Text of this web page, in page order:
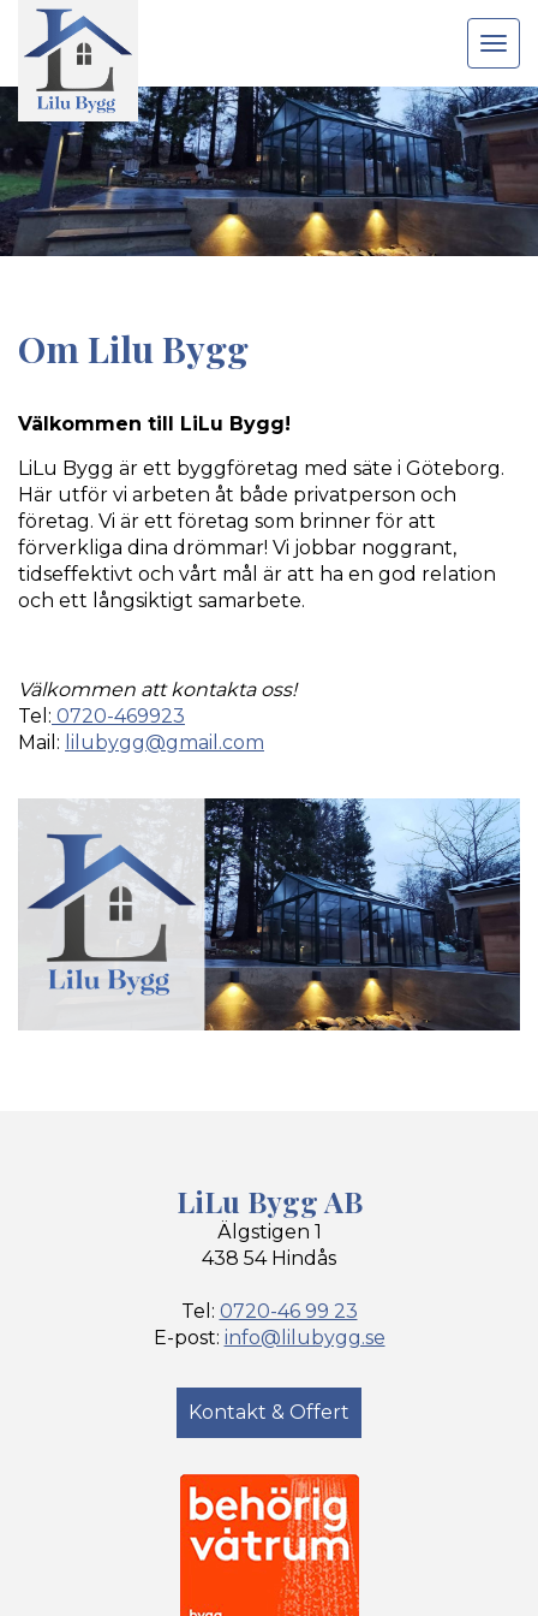
Toggle
Om Lilu Bygg
Välkommen till LiLu Bygg!
LiLu Bygg är ett byggföretag med säte i Göteborg.
Här utför vi arbeten åt både privatperson och
företag. Vi är ett företag som brinner för att
förverkliga dina drömmar! Vi jobbar noggrant,
tidseffektivt och vårt mål är att ha en god relation
och ett långsiktigt samarbete.
Välkommen att kontakta oss!
Tel: 0720-469923
Mail: lilubygg@gmail.com
LiLu Bygg AB
Älgstigen 1
438 54 Hindås
Tel: 0720-46 99 23
E-post: info@lilubygg.se
Kontakt & Offert